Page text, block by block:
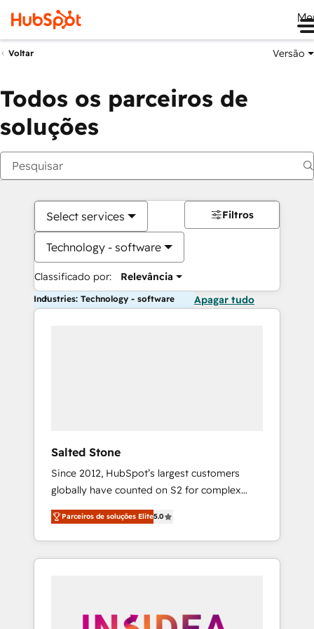
Voltar Versão
Todos os parceiros de
soluções
Select services
Technology - software
Classificado por: Relevância
Filtros
Industries: Technology - software Apagar tudo
Salted Stone
Since 2012, HubSpot’s largest customers
globally have counted on S2 for complex
migrations, change management, systems
integration, and creative solutions that
deliver measurable impact and transform
brand experiences As one of the few full-
globally regionalized HubSpot websites,
Parceiros de soluções Elite5.0